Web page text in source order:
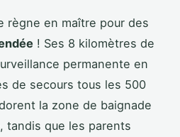
règne en maître pour des
! Ses 8 kilomètres de
permanente en
de secours tous les 500
la zone de baignade
tandis que les parents